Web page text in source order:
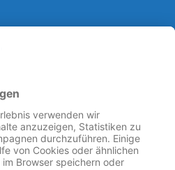
der
des
Produkte, die sich gut
Ersatzteile und den
und des Reparatur-